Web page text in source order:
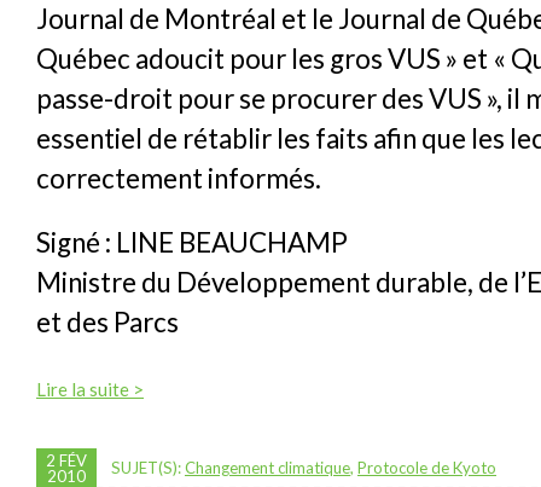
Journal de Montréal et le Journal de
Québec adoucit pour les gros VUS » et «
passe-droit pour se procurer des VUS », il
essentiel de rétablir les faits afin que les
correctement informés.
Signé : LINE BEAUCHAMP
Ministre du Développement durable, de
et des Parcs
Lire la suite >
2 FÉV
2010
SUJET(S):Changement climatique, Protocole de Kyoto